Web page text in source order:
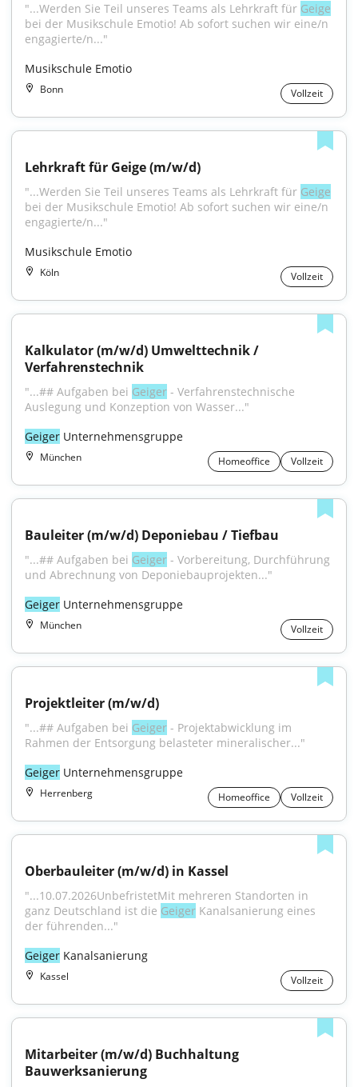
"...Werden Sie Teil unseres Teams als Lehrkraft für Geige
bei der Musikschule Emotio! Ab sofort suchen wir eine/n
engagierte/n..."
Musikschule Emotio
Bonn Vollzeit
Lehrkraft für Geige (m/w/d)
"...Werden Sie Teil unseres Teams als Lehrkraft für Geige
bei der Musikschule Emotio! Ab sofort suchen wir eine/n
engagierte/n..."
Musikschule Emotio
Köln Vollzeit
Kalkulator (m/w/d) Umwelttechnik /
Verfahrenstechnik
"...## Aufgaben bei Geiger - Verfahrenstechnische
Auslegung und Konzeption von Wasser..."
Geiger Unternehmensgruppe
München Homeoffice Vollzeit
Bauleiter (m/w/d) Deponiebau / Tiefbau
"...## Aufgaben bei Geiger - Vorbereitung, Durchführung
und Abrechnung von Deponiebauprojekten..."
Geiger Unternehmensgruppe
München Vollzeit
Projektleiter (m/w/d)
"...## Aufgaben bei Geiger - Projektabwicklung im
Rahmen der Entsorgung belasteter mineralischer..."
Geiger Unternehmensgruppe
Herrenberg Homeoffice Vollzeit
Oberbauleiter (m/w/d) in Kassel
"...10.07.2026UnbefristetMit mehreren Standorten in
ganz Deutschland ist die Geiger Kanalsanierung eines
der führenden..."
Geiger Kanalsanierung
Kassel Vollzeit
Mitarbeiter (m/w/d) Buchhaltung
Bauwerksanierung